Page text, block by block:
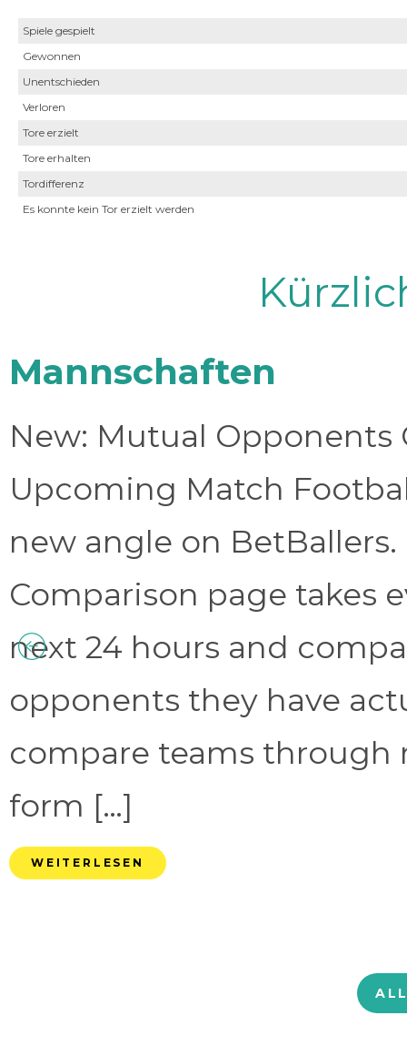
Spiele gespielt
Gewonnen
Unentschieden
Verloren
Tore erzielt
Tore erhalten
Tordifferenz
Es konnte kein Tor erzielt werden
Mannschaften
New: Mutual Opponents
Upcoming Match
new angle on
Comparison page takes
next 24 hours and
opponents they have
compare teams through
form […]
WEITERLESEN